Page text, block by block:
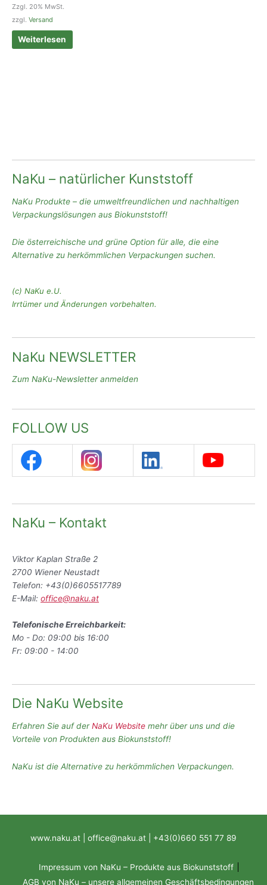
Zzgl. 20% MwSt.
zzgl. Versand
Weiterlesen
NaKu – natürlicher Kunststoff
NaKu Produkte – die umweltfreundlichen und nachhaltigen
Verpackungslösungen aus Biokunststoff!
Die österreichische und grüne Option für alle, die eine
Alternative zu herkömmlichen Verpackungen suchen.
(c) NaKu e.U.
Irrtümer und Änderungen vorbehalten.
NaKu NEWSLETTER
Zum NaKu-Newsletter anmelden
FOLLOW US
NaKu – Kontakt
Viktor Kaplan Straße 2
2700 Wiener Neustadt
Telefon: +43(0)6605517789
E-Mail: office@naku.at
Telefonische Erreichbarkeit:
Mo - Do: 09:00 bis 16:00
Fr: 09:00 - 14:00
Die NaKu Website
Erfahren Sie auf derNaKu Website mehr über uns und die
Vorteile von Produkten aus Biokunststoff!
NaKu ist die Alternative zu herkömmlichen Verpackungen.
www.naku.at | office@naku.at | +43(0)660 551 77 89
Impressum von NaKu – Produkte aus Biokunststoff
AGB von NaKu – unsere allgemeinen Geschäftsbedingungen